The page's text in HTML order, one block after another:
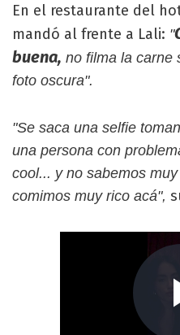
En el restaurante del
mandó al frente a Lali: "
buena, no filma la carne
foto oscura".
"Se saca una selfie
una persona con
cool... y no sabemos
comimos muy rico acá",